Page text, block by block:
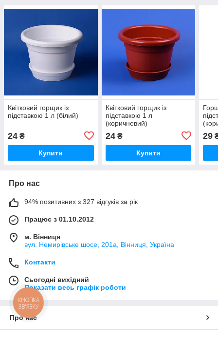
Квітковий горщик із
підставкою 1 л (білий)
24 ₴
Купити
Квітковий горщик із
підставкою 1 л
(коричневий)
24₴
Купити
29
Про нас
94% позитивних з 327 відгуків за рік
Працює з 01.10.2012
м. Вінниця
вул. Немирівське шосе, 201а, Вінниця, Україна
Контакти
Сьогодні вихідний
Показати весь графік роботи
Про нас
КНОПКА
ЗВ'ЯЗКУ